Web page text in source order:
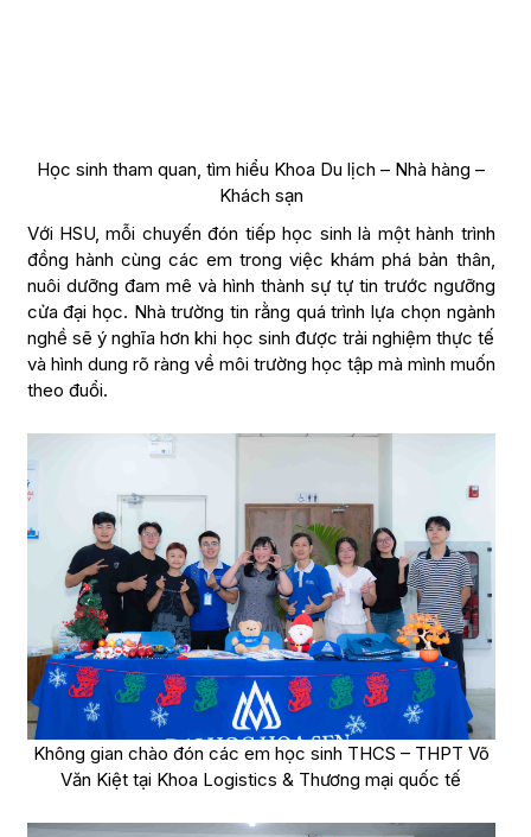
Học sinh tham quan, tìm hiểu Khoa Du lịch – Nhà hàng –
Khách sạn
Với HSU, mỗi chuyến đón tiếp học sinh là một hành trình
đồng hành cùng các em trong việc khám phá bản thân,
nuôi dưỡng đam mê và hình thành sự tự tin trước ngưỡng
cửa đại học. Nhà trường tin rằng quá trình lựa chọn ngành
nghề sẽ ý nghĩa hơn khi học sinh được trải nghiệm thực tế
và hình dung rõ ràng về môi trường học tập mà mình muốn
theo đuổi.
Không gian chào đón các em học sinh THCS – THPT Võ
Văn Kiệt tại Khoa Logistics & Thương mại quốc tế